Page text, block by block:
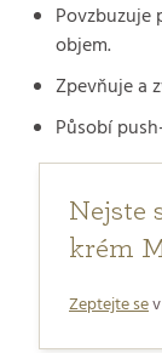
Povzbuzuje
objem.
Zpevňuje a
Působí
Nejste
krém
Zeptejte se